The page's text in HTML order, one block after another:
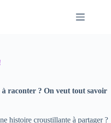
à raconter ? On veut tout savoir
histoire croustillante à partager ?